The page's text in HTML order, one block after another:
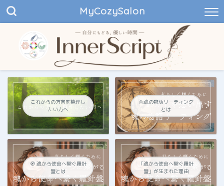
MyCozySalon
これからの方向を整理し
たい方へ
📓魂の物語リーティング
とは
🧭 魂から使命へ繋ぐ羅針
盤とは
「魂から使命へ繋ぐ羅針
盤」が生まれた理由